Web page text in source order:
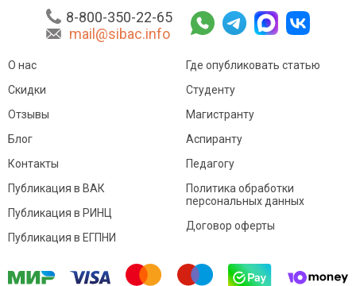
8-800-350-22-65
mail@sibac.info
О нас
Скидки
Отзывы
Блог
Контакты
Где опубликовать статью
Студенту
Магистранту
Аспиранту
Педагогу
Публикация в ВАК
Публикация в РИНЦ
Публикация в ЕГПНИ
Политика обработки
персональных данных
Договор оферты